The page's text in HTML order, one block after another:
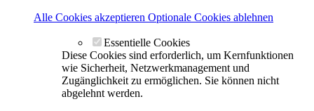
Alle Cookies akzeptieren Optionale Cookies ablehnen
Essentielle Cookies
Diese Cookies sind erforderlich, um Kernfunktionen
wie Sicherheit, Netzwerkmanagement und
Zugänglichkeit zu ermöglichen. Sie können nicht
abgelehnt werden.